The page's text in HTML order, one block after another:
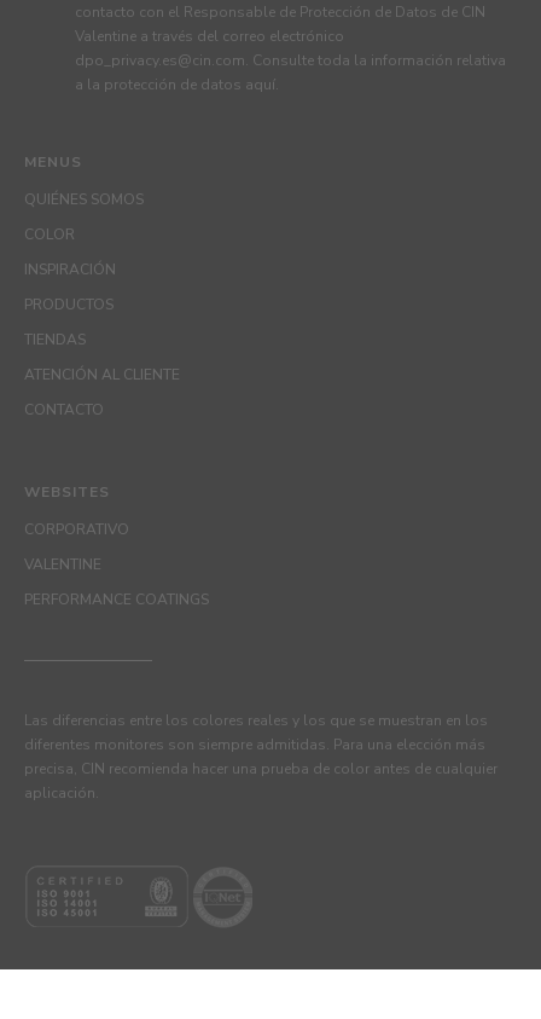
MENUS
QUIÉNES SOMOS
COLOR
INSPIRACIÓN
PRODUCTOS
TIENDAS
ATENCIÓN AL CLIENTE
CONTACTO
contacto con el Responsable de Protección de Datos de CIN
Valentine a través del correo electrónico
dpo_privacy.es@cin.com. Consulte toda la información relativa
a la protección de datos aquí.
WEBSITES
CORPORATIVO
VALENTINE
PERFORMANCE COATINGS
Las diferencias entre los colores reales y los que se muestran en los
diferentes monitores son siempre admitidas. Para una elección más
precisa, CIN recomienda hacer una prueba de color antes de cualquier
aplicación.